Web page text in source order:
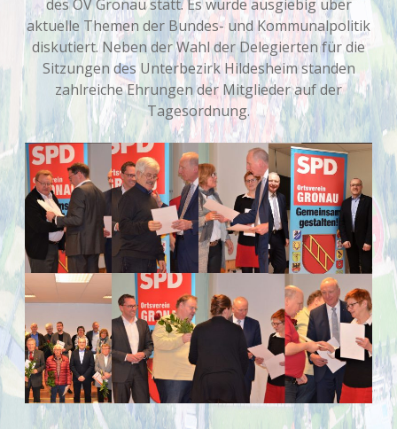
des OV Gronau statt. Es wurde ausgiebig über
aktuelle Themen der Bundes- und Kommunalpolitik
diskutiert. Neben der Wahl der Delegierten für die
Sitzungen des Unterbezirk Hildesheim standen
zahlreiche Ehrungen der Mitglieder auf der
Tagesordnung.